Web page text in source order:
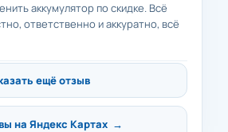
аккумулятор по скидке. Всё
ответственно и аккуратно, всё
ещё отзыв
на Яндекс Картах →